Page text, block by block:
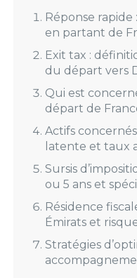
Réponse rapide
en partant de
Exit tax :
du départ vers
Qui est
départ de
Actifs
latente et taux
Sursis
ou 5 ans et
Résidence
Émirats et
Stratégies